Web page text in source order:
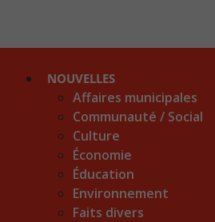
NOUVELLES
Affaires municipales
Communauté / Social
Culture
Économie
Éducation
Environnement
Faits divers